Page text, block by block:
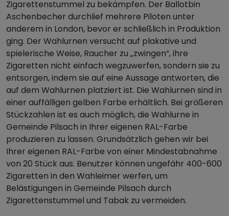
Zigarettenstummel zu bekämpfen. Der Ballotbin
Aschenbecher durchlief mehrere Piloten unter
anderem in London, bevor er schließlich in Produktion
ging. Der Wahlurnen versucht auf plakative und
spielerische Weise, Raucher zu „zwingen“, ihre
Zigaretten nicht einfach wegzuwerfen, sondern sie zu
entsorgen, indem sie auf eine Aussage antworten, die
auf dem Wahlurnen platziert ist. Die Wahlurnen sind in
einer auffälligen gelben Farbe erhältlich. Bei größeren
Stückzahlen ist es auch möglich, die Wahlurne in
Gemeinde Pilsach in Ihrer eigenen RAL-Farbe
produzieren zu lassen. Grundsätzlich gehen wir bei
Ihrer eigenen RAL-Farbe von einer Mindestabnahme
von 20 Stück aus. Benutzer können ungefähr 400-600
Zigaretten in den Wahleimer werfen, um
Belästigungen in Gemeinde Pilsach durch
Zigarettenstummel und Tabak zu vermeiden.